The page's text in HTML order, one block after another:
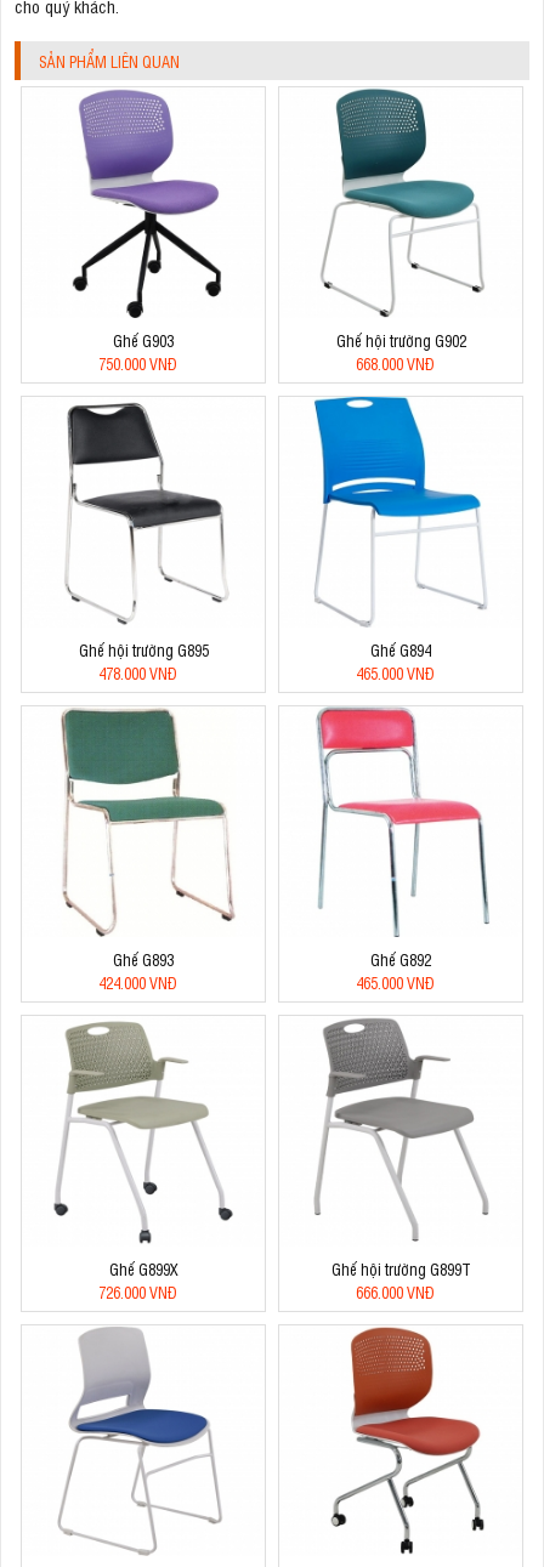
cho quý khách.
SẢN PHẨM LIÊN QUAN
Ghế G903
750.000 VNĐ
Ghế hội trường G902
668.000 VNĐ
Ghế hội trường G895
478.000 VNĐ
Ghế G894
465.000 VNĐ
Ghế G893
424.000 VNĐ
Ghế G892
465.000 VNĐ
Ghế G899X
726.000 VNĐ
Ghế hội trường G899T
666.000 VNĐ